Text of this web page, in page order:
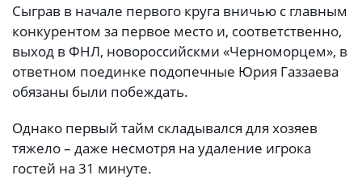
Сыграв в начале первого круга вничью с главным
конкурентом за первое место и, соответственно,
выход в ФНЛ, новороссийскми «Черноморцем», в
ответном поединке подопечные Юрия Газзаева
обязаны были побеждать.
Однако первый тайм складывался для хозяев
тяжело – даже несмотря на удаление игрока
гостей на 31 минуте.